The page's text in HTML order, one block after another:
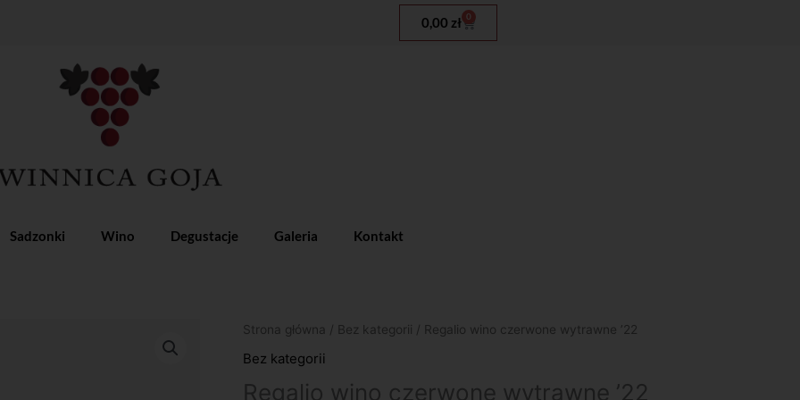
0,00 zł 0
Wózek
Sadzonki Wino Degustacje Galeria Kontakt
Strona główna / Bez kategorii / Regalio wino czerwone wytrawne ’22
Bez kategorii
Regalio wino czerwone wytrawne ’22
ilość
czerwone